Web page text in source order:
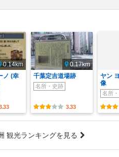
0.14km
ノ (幸
0.17km
千葉定吉道場跡
名所・史跡
3.33
ヤン
像
名所
観光ランキングを見る